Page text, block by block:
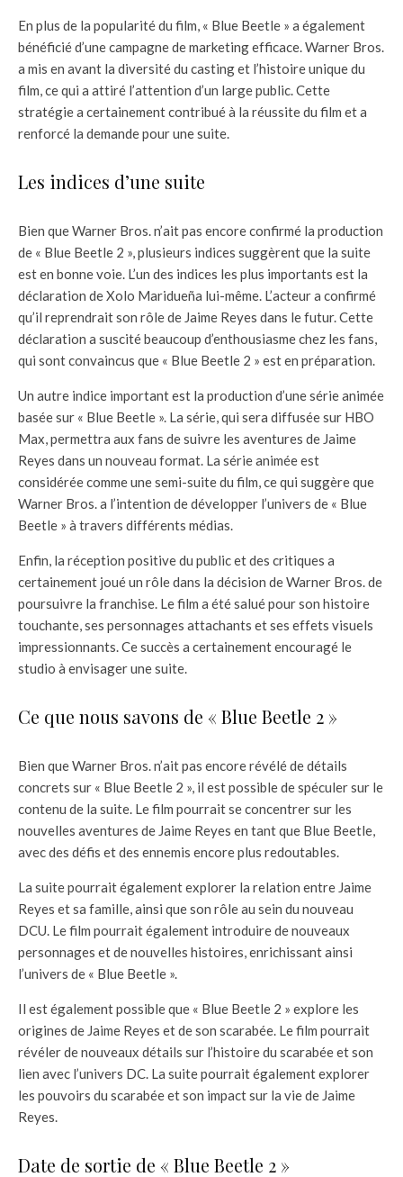
En plus de la popularité du film, « Blue Beetle » a également
bénéficié d’une campagne de marketing efficace. Warner Bros.
a mis en avant la diversité du casting et l’histoire unique du
film, ce qui a attiré l’attention d’un large public. Cette
stratégie a certainement contribué à la réussite du film et a
renforcé la demande pour une suite.
Les indices d’une suite
Bien que Warner Bros. n’ait pas encore confirmé la production
de « Blue Beetle 2 », plusieurs indices suggèrent que la suite
est en bonne voie. L’un des indices les plus importants est la
déclaration de Xolo Maridueña lui-même. L’acteur a confirmé
qu’il reprendrait son rôle de Jaime Reyes dans le futur. Cette
déclaration a suscité beaucoup d’enthousiasme chez les fans,
qui sont convaincus que « Blue Beetle 2 » est en préparation.
Un autre indice important est la production d’une série animée
basée sur « Blue Beetle ». La série, qui sera diffusée sur HBO
Max, permettra aux fans de suivre les aventures de Jaime
Reyes dans un nouveau format. La série animée est
considérée comme une semi-suite du film, ce qui suggère que
Warner Bros. a l’intention de développer l’univers de « Blue
Beetle » à travers différents médias.
Enfin, la réception positive du public et des critiques a
certainement joué un rôle dans la décision de Warner Bros. de
poursuivre la franchise. Le film a été salué pour son histoire
touchante, ses personnages attachants et ses effets visuels
impressionnants. Ce succès a certainement encouragé le
studio à envisager une suite.
Ce que nous savons de « Blue Beetle 2 »
Bien que Warner Bros. n’ait pas encore révélé de détails
concrets sur « Blue Beetle 2 », il est possible de spéculer sur le
contenu de la suite. Le film pourrait se concentrer sur les
nouvelles aventures de Jaime Reyes en tant que Blue Beetle,
avec des défis et des ennemis encore plus redoutables.
La suite pourrait également explorer la relation entre Jaime
Reyes et sa famille, ainsi que son rôle au sein du nouveau
DCU. Le film pourrait également introduire de nouveaux
personnages et de nouvelles histoires, enrichissant ainsi
l’univers de « Blue Beetle ».
Il est également possible que « Blue Beetle 2 » explore les
origines de Jaime Reyes et de son scarabée. Le film pourrait
révéler de nouveaux détails sur l’histoire du scarabée et son
lien avec l’univers DC. La suite pourrait également explorer
les pouvoirs du scarabée et son impact sur la vie de Jaime
Reyes.
Date de sortie de « Blue Beetle 2 »